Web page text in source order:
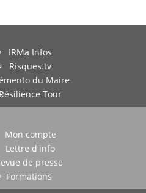
IRMa Infos
Risques.tv
du Maire
Résilience Tour
Mon compte
Lettre d'info
de presse
Formations